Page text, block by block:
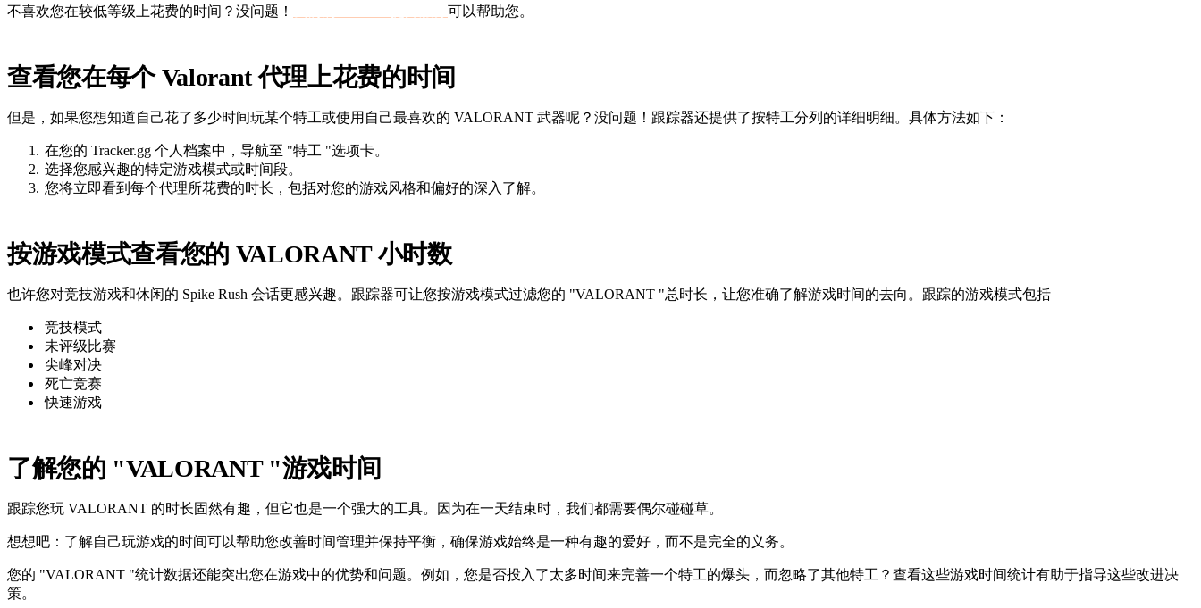
不喜欢您在较低等级上花费的时间？没问题！ 可以帮助您。
查看您在每个 Valorant 代理上花费的时间
但是，如果您想知道自己花了多少时间玩某个特工或使用自己最喜欢的 VALORANT 武器呢？没问题！跟踪器还提供了按特工分列的详细明细。具体方法如下：
在您的 Tracker.gg 个人档案中，导航至 "特工 "选项卡。
选择您感兴趣的特定游戏模式或时间段。
您将立即看到每个代理所花费的时长，包括对您的游戏风格和偏好的深入了解。
按游戏模式查看您的 VALORANT 小时数
也许您对竞技游戏和休闲的 Spike Rush 会话更感兴趣。跟踪器可让您按游戏模式过滤您的 "VALORANT "总时长，让您准确了解游戏时间的去向。跟踪的游戏模式包括
竞技模式
未评级比赛
尖峰对决
死亡竞赛
快速游戏
了解您的 "VALORANT "游戏时间
跟踪您玩 VALORANT 的时长固然有趣，但它也是一个强大的工具。因为在一天结束时，我们都需要偶尔碰碰草。
想想吧：了解自己玩游戏的时间可以帮助您改善时间管理并保持平衡，确保游戏始终是一种有趣的爱好，而不是完全的义务。
您的 "VALORANT "统计数据还能突出您在游戏中的优势和问题。例如，您是否投入了太多时间来完善一个特工的爆头，而忽略了其他特工？查看这些游戏时间统计有助于指导这些改进决
策。